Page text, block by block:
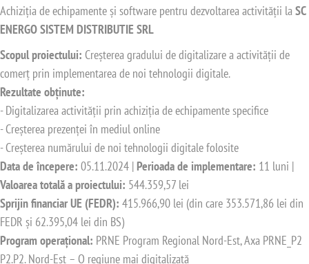
Achiziția de echipamente și software pentru dezvoltarea activității laSC
ENERGO SISTEM DISTRIBUTIE SRL
Scopul proiectului: Creșterea gradului de digitalizare a activității de
comerț prin implementarea de noi tehnologii digitale.
Rezultate obținute:
- Digitalizarea activității prin achiziția de echipamente specifice
- Creșterea prezenței în mediul online
- Creșterea numărului de noi tehnologii digitale folosite
Data de începere: 05.11.2024 | Perioada de implementare: 11 luni |
Valoarea totală a proiectului: 544.359,57 lei
Sprijin financiar UE (FEDR): 415.966,90 lei (din care 353.571,86 lei din
FEDR și 62.395,04 lei din BS)
Program operațional: PRNE Program Regional Nord-Est, Axa PRNE_P2
P2.P2. Nord-Est – O regiune mai digitalizată